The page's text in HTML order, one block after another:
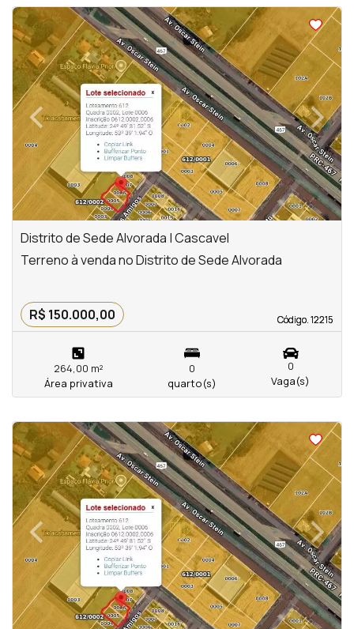
‹Previous ›
Next
Distrito de Sede Alvorada | Cascavel
Código. 12215
Código. 12215
Terreno à venda no Distrito de Sede Alvorada
R$ 150.000,00
264,00 m²
Área privativa
0
quarto(s)
0
Vaga(s)
‹Previous ›
Next